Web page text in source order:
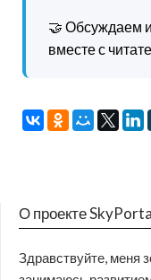
🤝 Обсуждаем
вместе с
О проекте
Здравствуйте, меня